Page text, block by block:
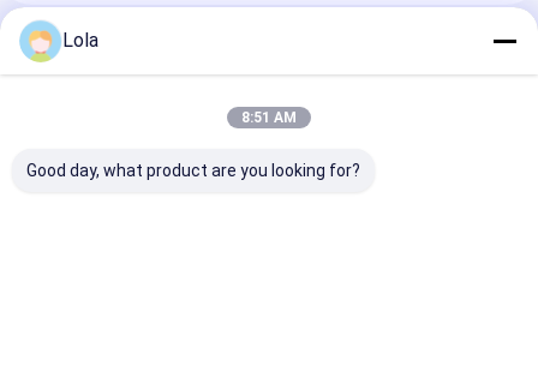
推薦されたプロダクト
Lola
8:51 AM
Good day, what product are you looking for?